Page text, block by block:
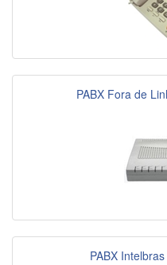
PABX Fora de
PABX